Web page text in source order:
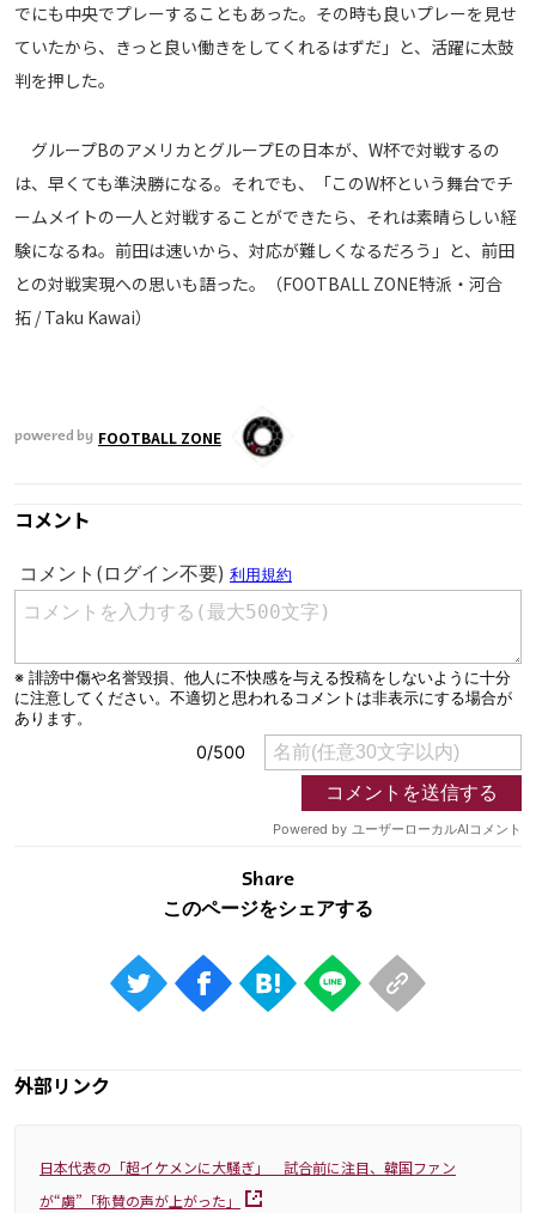
© AbemaTV. Inc. All Rights Reserved.
でにも中央でプレーすることもあった。その時も良いプレーを見せ
ていたから、きっと良い働きをしてくれるはずだ」と、活躍に太鼓
判を押した。
グループBのアメリカとグループEの日本が、W杯で対戦するの
は、早くても準決勝になる。それでも、「このW杯という舞台でチ
ームメイトの一人と対戦することができたら、それは素晴らしい経
験になるね。前田は速いから、対応が難しくなるだろう」と、前田
との対戦実現への思いも語った。（FOOTBALL ZONE特派・河合
拓 / Taku Kawai）
powered by FOOTBALL ZONE
コメント
Share
外部リンク
日本代表の「超イケメンに大騒ぎ」 試合前に注目、韓国ファン
が“虜”「称賛の声が上がった」